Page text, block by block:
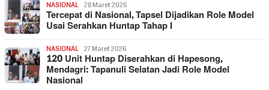
NASIONAL 28 Maret 2026
Tercepat di Nasional, Tapsel Dijadikan Role Model
Usai Serahkan Huntap Tahap I
NASIONAL 27 Maret 2026
120 Unit Huntap Diserahkan di Hapesong,
Mendagri: Tapanuli Selatan Jadi Role Model
Nasional